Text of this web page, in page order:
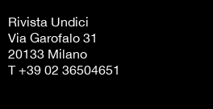
Rivista Undici
Via Garofalo 31
20133 Milano
T +39 02 36504651